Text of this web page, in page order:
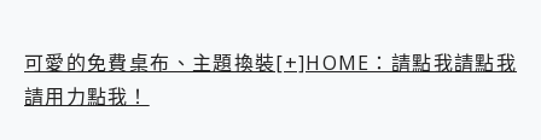
AI 支付 一錶搞定大小事 Xiaomi Watch 5 開箱 評測
可愛的免費桌布、主題換裝[+]HOME：請點我請點我
請用力點我！